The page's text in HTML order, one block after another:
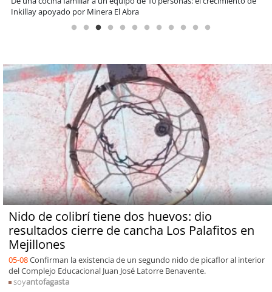
Nido de colibrí tiene dos huevos: dio
resultados cierre de cancha Los Palafitos en
Mejillones
05-08Confirman la existencia de un segundo nido de picaflor al interior
del Complejo Educacional Juan José Latorre Benavente.
soyantofagasta